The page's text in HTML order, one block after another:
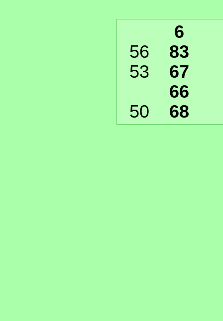
6
56
83
53
67
66
50
68